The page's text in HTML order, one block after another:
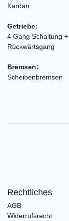
Kardan
Getriebe:
4 Gang Schaltung +
Rückwärtsgang
Bremsen:
Scheibenbremsen
Rechtliches
AGB
Widerrufsrecht